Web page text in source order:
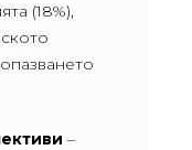
(18%),
–